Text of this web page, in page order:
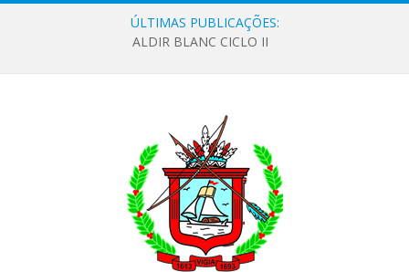
ÚLTIMAS PUBLICAÇÕES:
ALDIR BLANC CICLO II